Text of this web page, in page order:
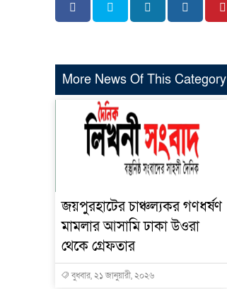
More News Of This Category
জয়পুরহাটের চাঞ্চল্যকর গণধর্ষণ
মামলার আসামি ঢাকা উওরা
থেকে গ্রেফতার
বুধবার, ২১ জানুয়ারী, ২০২৬